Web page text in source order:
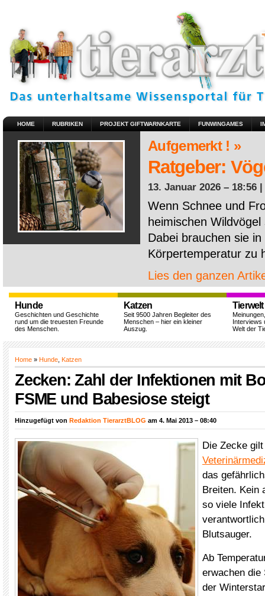
HOME RUBRIKEN PROJEKT GIFTWARNKARTE FUNWINGAMES
Aufgemerkt ! »
Ratgeber:
13. Januar 2026 – 18:56 |
Wenn Schnee und
heimischen
Dabei brauchen sie
Körpertemperatur zu
Lies den ganzen
Hunde
Geschichten und Geschichte
rund um die treuesten Freunde
des Menschen.
Katzen
Seit 9500 Jahren Begleiter des
Menschen – hier ein kleiner
Auszug.
Tierwelt
Interviews
Welt der
Home » Hunde Katzen
Zecken: Zahl der Infektionen mit
FSME und Babesiose steigt
Hinzugefügt von Redaktion TierarztBLOG am 4. Mai 2013 – 08:40
Die Zecke
das
Breiten. Kein
so viele
Blutsauger.
Ab
erwachen die
der